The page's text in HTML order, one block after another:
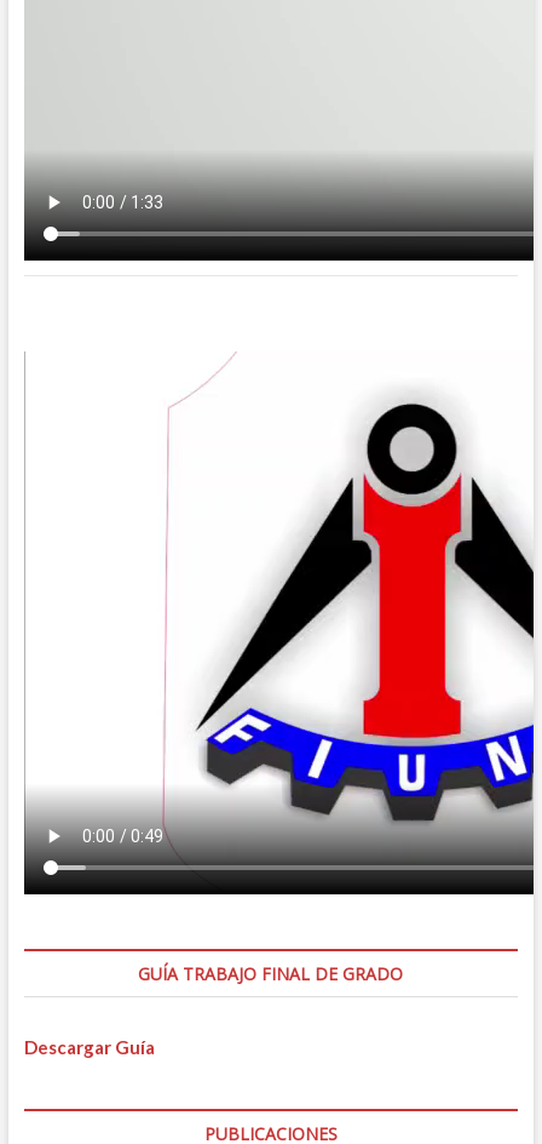
GUÍA TRABAJO FINAL DE GRADO
Descargar Guía
PUBLICACIONES